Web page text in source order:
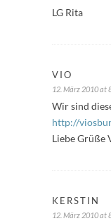
LG Rita
VIO
12. März 2010 at
Wir sind
http://
Liebe Grüße
KERSTIN
12. März 2010 at